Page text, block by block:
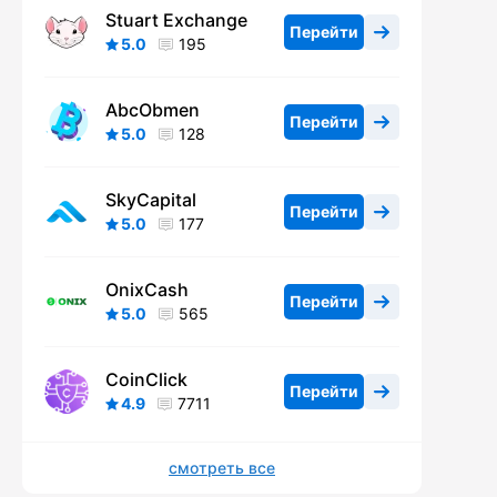
Stuart Exchange
5.0 195
Перейти
AbcObmen
5.0 128
Перейти
SkyCapital
5.0 177
Перейти
OnixCash
5.0 565
Перейти
CoinClick
4.9 7711
Перейти
смотреть все